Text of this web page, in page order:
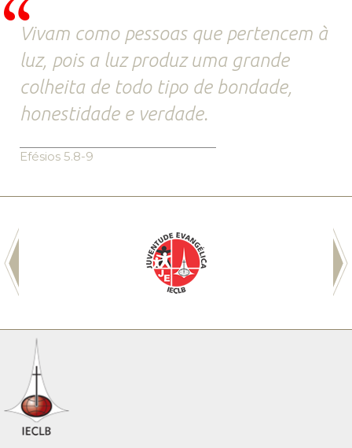
Vivam como pessoas que pertencem à
luz, pois a luz produz uma grande
colheita de todo tipo de bondade,
honestidade e verdade.
Efésios 5.8-9